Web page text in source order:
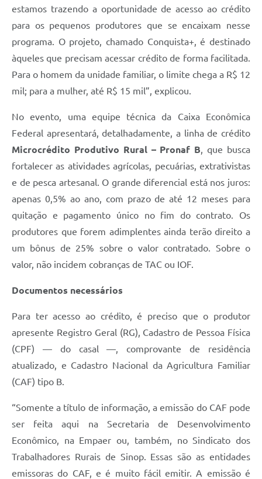
estamos trazendo a oportunidade de acesso ao crédito
para os pequenos produtores que se encaixam nesse
programa. O projeto, chamado Conquista+, é destinado
àqueles que precisam acessar crédito de forma facilitada.
Para o homem da unidade familiar, o limite chega a R$ 12
mil; para a mulher, até R$ 15 mil”, explicou.
No evento, uma equipe técnica da Caixa Econômica
Federal apresentará, detalhadamente, a linha de crédito
Microcrédito Produtivo Rural – Pronaf B, que busca
fortalecer as atividades agrícolas, pecuárias, extrativistas
e de pesca artesanal. O grande diferencial está nos juros:
apenas 0,5% ao ano, com prazo de até 12 meses para
quitação e pagamento único no fim do contrato. Os
produtores que forem adimplentes ainda terão direito a
um bônus de 25% sobre o valor contratado. Sobre o
valor, não incidem cobranças de TAC ou IOF.
Documentos necessários
Para ter acesso ao crédito, é preciso que o produtor
apresente Registro Geral (RG), Cadastro de Pessoa Física
(CPF) — do casal —, comprovante de residência
atualizado, e Cadastro Nacional da Agricultura Familiar
(CAF) tipo B.
“Somente a título de informação, a emissão do CAF pode
ser feita aqui na Secretaria de Desenvolvimento
Econômico, na Empaer ou, também, no Sindicato dos
Trabalhadores Rurais de Sinop. Essas são as entidades
emissoras do CAF, e é muito fácil emitir. A emissão é